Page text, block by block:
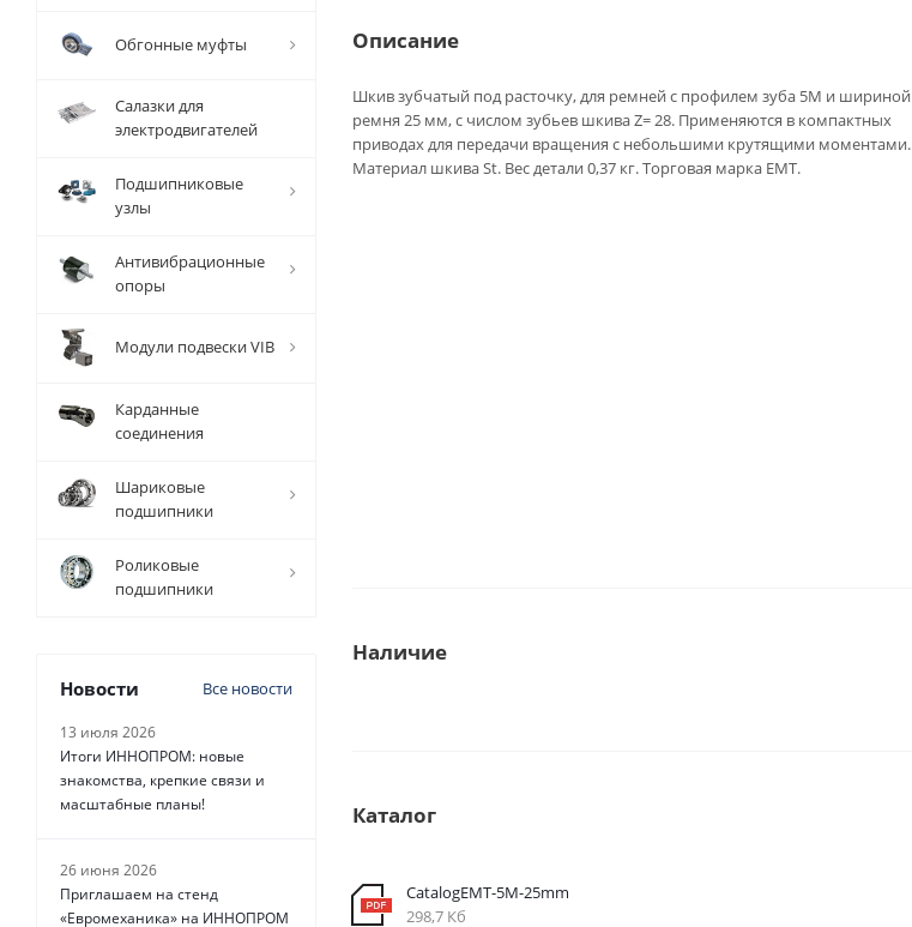
Описание
Шкив зубчатый под расточку, для ремней с профилем зуба 5M и шириной
ремня 25 мм, с числом зубьев шкива Z= 28. Применяются в компактных
приводах для передачи вращения с небольшими крутящими моментами.
Материал шкива St. Вес детали 0,37 кг. Торговая марка EMT.
Наличие
Каталог
CatalogEMT-5М-25mm
298,7 Кб
Обгонные муфты
Салазки для
электродвигателей
Подшипниковые
узлы
Антивибрационные
опоры
Модули подвески VIB
Карданные
соединения
Шариковые
подшипники
Роликовые
подшипники
Новости Все новости
13 июля 2026
Итоги ИННОПРОМ: новые
знакомства, крепкие связи и
масштабные планы!
26 июня 2026
Приглашаем на стенд
«Евромеханика» на ИННОПРОМ